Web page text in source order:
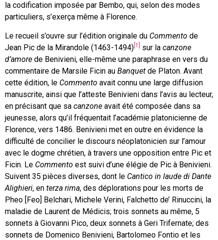
la codification imposée par Bembo, qui, selon des modes
particuliers, s’exerça même à Florence.
Le recueil s’ouvre sur l’édition originale du Commento de
Jean Pic de la Mirandole (1463-1494) [1] sur la canzone
d’amore de Benivieni, elle-même une paraphrase en vers du
commentaire de Marsile Ficin au Banquet de Platon. Avant
cette édition, le Commento avait connu une large diffusion
manuscrite, ainsi que l’atteste Benivieni dans l’avis au lecteur,
en précisant que sa canzone avait été composée dans sa
jeunesse, alors qu’il fréquentait l’académie platonicienne de
Florence, vers 1486. Benivieni met en outre en évidence la
difficulté de concilier le discours néoplatonicien sur l’amour
avec le dogme chrétien, à travers une opposition entre Pic et
Ficin. Le Commento est suivi d’une élégie de Pic à Benivieni.
Suivent 35 pièces diverses, dont le Cantico in laude di Dante
Alighieri, en terza rima, des déplorations pour les morts de
Pheo [Feo] Belchari, Michele Verini, Falchetto de’ Rinuccini, la
maladie de Laurent de Médicis; trois sonnets au même, 5
sonnets à Giovanni Pico, deux sonnets à Geri Trifernate; des
sonnets de Domenico Benivieni, Bartolomeo Fontio et les